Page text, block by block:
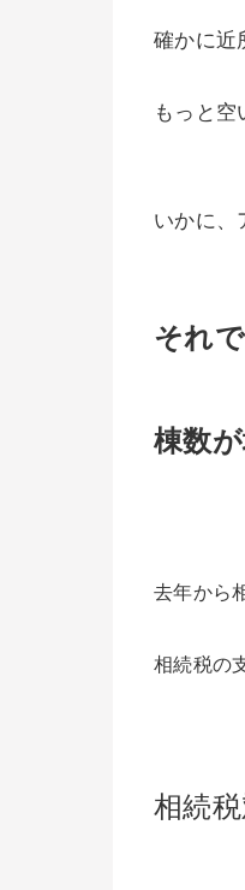
確かに近
もっと空
いかに、
それ
棟数
去年から
相続税の
相続